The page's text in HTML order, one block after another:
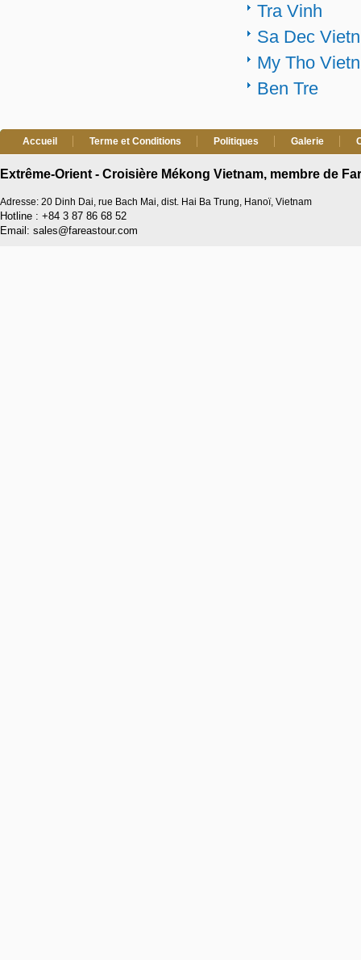
Tra Vinh
Sa Dec
My Tho
Ben Tre
Accueil Terme et Conditions Politiques Galerie
Extrême-Orient - Croisière Mékong Vietnam, membre de
Adresse: 20 Dinh Dai, rue Bach Mai, dist. Hai Ba Trung, Hanoï, Vietnam
Hotline : +84 3 87 86 68 52
Email: sales@fareastour.com